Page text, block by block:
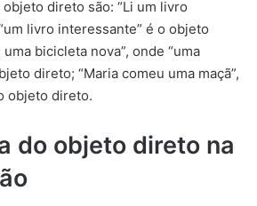
direto são: “Li um livro
livro interessante” é o objeto
bicicleta nova”, onde “uma
direto; “Maria comeu uma maçã”,
objeto direto.
do objeto direto na